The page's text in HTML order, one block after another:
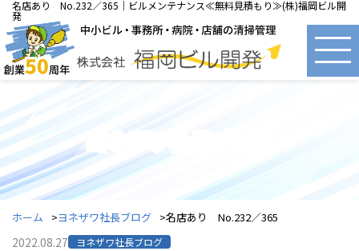
名店あり No.232／365｜ビルメンテナンス≪無料見積もり≫(株)福岡ビル開
発
ヨネザワ社長ブログ
ホーム ヨネザワ社長ブログ 名店あり No.232／365
2022.08.27 ヨネザワ社長ブログ